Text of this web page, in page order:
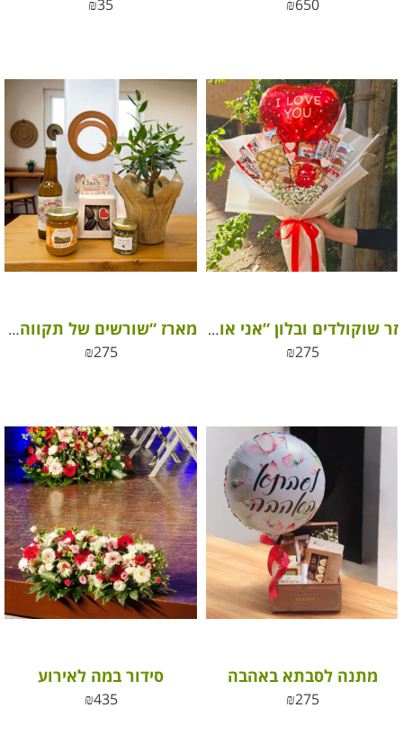
₪650
₪35
זר שוקולדים ובלון “אני אוהב/ת אותך” – מתנה מושלמת ליום האהבה
₪275
מארז “שורשים של תקווה” מתנה עם ערך חברתי
₪275
מתנה לסבתא באהבה
₪275
סידור במה לאירוע
₪435